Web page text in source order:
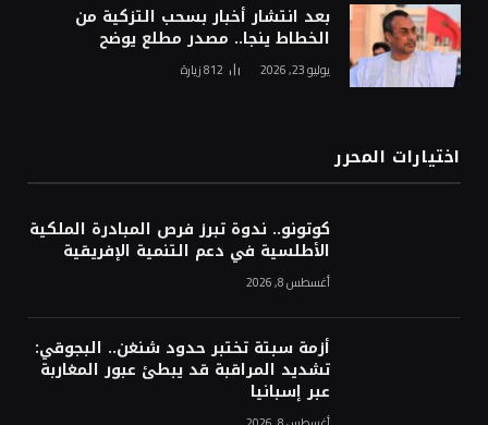
بعد انتشار أخبار بسحب التزكية من
الخطاط ينجا.. مصدر مطلع يوضح
يوليو 23, 2026 812زيارة
اختيارات المحرر
كوتونو.. ندوة تبرز فرص المبادرة الملكية
الأطلسية في دعم التنمية الإفريقية
أغسطس 8, 2026
أزمة سبتة تختبر حدود شنغن.. البجوقي:
تشديد المراقبة قد يبطئ عبور المغاربة
عبر إسبانيا